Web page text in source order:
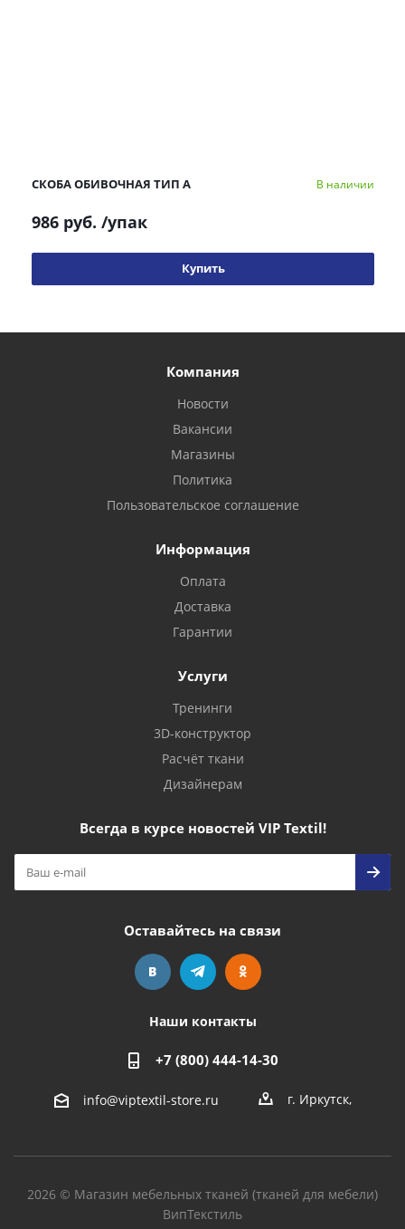
СКОБА ОБИВОЧНАЯ ТИП А В наличии
986 руб. /упак
Купить
Компания
Новости
Вакансии
Магазины
Политика
Пользовательское соглашение
Информация
Оплата
Доставка
Гарантии
Услуги
Тренинги
3D-конструктор
Расчёт ткани
Дизайнерам
Всегда в курсе новостей VIP Textil!
Оставайтесь на связи
Наши контакты
+7 (800) 444-14-30
info@viptextil-store.ru г. Иркутск,
2026 © Магазин мебельных тканей (тканей для мебели)
ВипТекстиль